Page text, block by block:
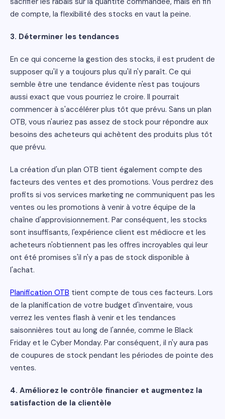
de compte, la flexibilité des stocks en vaut la peine.
3. Déterminer les tendances
En ce qui concerne la gestion des stocks, il est prudent de
supposer qu'il y a toujours plus qu'il n'y paraît. Ce qui
semble être une tendance évidente n'est pas toujours
aussi exact que vous pourriez le croire. Il pourrait
commencer à s'accélérer plus tôt que prévu. Sans un plan
OTB, vous n'auriez pas assez de stock pour répondre aux
besoins des acheteurs qui achètent des produits plus tôt
que prévu.
La création d'un plan OTB tient également compte des
facteurs des ventes et des promotions. Vous perdrez des
profits si vos services marketing ne communiquent pas les
ventes ou les promotions à venir à votre équipe de la
chaîne d'approvisionnement. Par conséquent, les stocks
sont insuffisants, l'expérience client est médiocre et les
acheteurs n'obtiennent pas les offres incroyables qui leur
ont été promises s'il n'y a pas de stock disponible à
l'achat.
Planification OTB tient compte de tous ces facteurs. Lors
de la planification de votre budget d'inventaire, vous
verrez les ventes flash à venir et les tendances
saisonnières tout au long de l'année, comme le Black
Friday et le Cyber Monday. Par conséquent, il n'y aura pas
de coupures de stock pendant les périodes de pointe des
ventes.
4. Améliorez le contrôle financier et augmentez la
satisfaction de la clientèle